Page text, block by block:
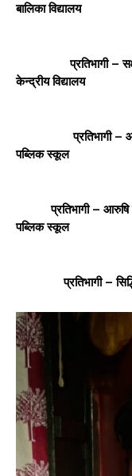
बालिका विद्यालय
प्रतिभागी –
केन्द्रीय विद्यालय
प्रतिभागी –
पब्लिक स्कूल
प्रतिभागी –
पब्लिक स्कूल
प्रतिभागी –